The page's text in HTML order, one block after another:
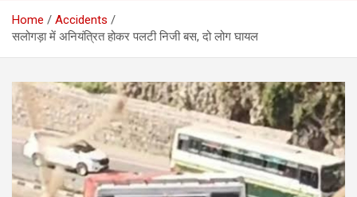
Home
Accidents
सलोगड़ा में अनियंत्रित होकर पलटी निजी बस, दो लोग घायल